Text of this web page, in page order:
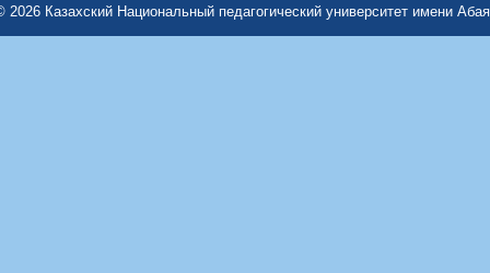
2026 Казахский Национальный педагогический университет имени Абая